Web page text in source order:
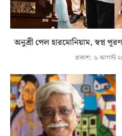
অনুশ্রী পেল হারমোনিয়াম, স্বপ্ন
প্রকাশ: ৬ আগস্ট